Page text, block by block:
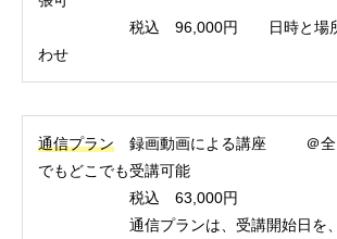
税込 96,000円 日時と場所は
わせ
通信プラン 録画動画による講座 ＠全
でもどこでも受講可能
税込 63,000円
通信プランは、受講開始日を、